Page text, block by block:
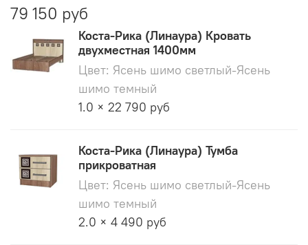
79 150 руб
Коста-Рика (Линаура) Кровать
двухместная 1400мм
Цвет: Ясень шимо светлый-Ясень
шимо темный
1.0 × 22 790 руб
Коста-Рика (Линаура) Тумба
прикроватная
Цвет: Ясень шимо светлый-Ясень
шимо темный
2.0 × 4 490 руб